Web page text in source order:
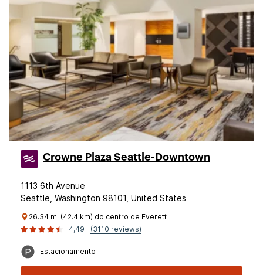
Crowne Plaza Seattle-Downtown
1113 6th Avenue
Seattle, Washington 98101, United States
26.34 mi (42.4 km) do centro de Everett
4,49
(3110 reviews)
Estacionamento